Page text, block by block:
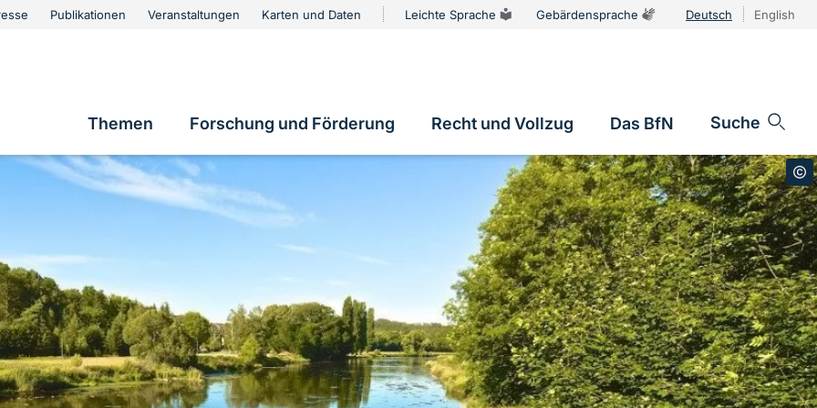
Publikationen Veranstaltungen Karten und Daten Leichte Sprache Gebärdensprache Deutsch English
Hauptnavigation
Themen Forschung und Förderung Recht und Vollzug Das BfN Suche